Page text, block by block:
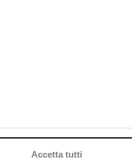
Accetta tutti